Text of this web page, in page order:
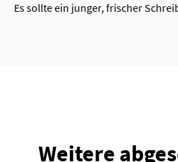
Es sollte ein junger, frischer
Weitere